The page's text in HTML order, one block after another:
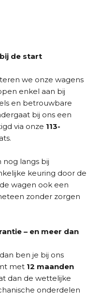
de start
we onze wagens
enkel aan bij
en betrouwbare
bij ons een
via onze 113-
nog langs bij
keuring door de
wagen ook een
zonder zorgen
– en meer dan
ben je bij ons
met 12 maanden
dan de wettelijke
onderdelen